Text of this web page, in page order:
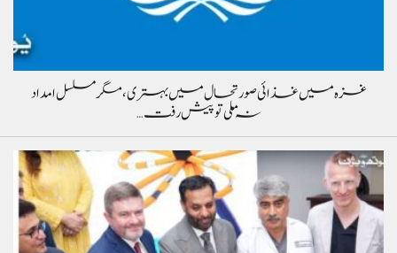
غزہ میں غذائی صورتحال میں بہتری، مگر مسلسل امداد
نہ ملی تو پیش رفت…